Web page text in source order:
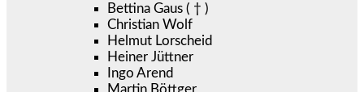
Bettina Gaus ( † )
Christian Wolf
Helmut Lorscheid
Heiner Jüttner
Ingo Arend
Martin Böttger